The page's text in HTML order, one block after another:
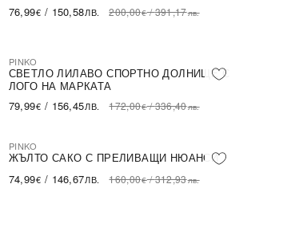
76,99€ / 150,58ЛВ. 200,00€/391,17лв.
NEW IN ПОСЛЕДНА БРОЙКА
PINKO
СВЕТЛО ЛИЛАВО СПОРТНО ДОЛНИЩЕ С
ЛОГО НА МАРКАТА
79,99€ / 156,45ЛВ. 172,00€/336,40лв.
NEW IN ПОСЛЕДНА БРОЙКА
PINKO
ЖЪЛТО САКО С ПРЕЛИВАЩИ НЮАНСИ
74,99€ / 146,67ЛВ. 160,00€/312,93лв.